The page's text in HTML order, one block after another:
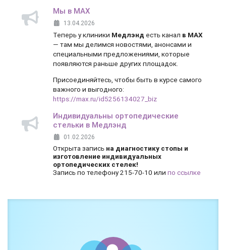
Мы в MAX
13.04.2026
Теперь у клиники Медлэнд есть канал в MAX
— там мы делимся новостями, анонсами и
специальными предложениями, которые
появляются раньше других площадок.
Присоединяйтесь, чтобы быть в курсе самого
важного и выгодного:
https://max.ru/id5256134027_biz
Индивидуальны ортопедические
стельки в Медлэнд
01.02.2026
Открыта запись на диагностику стопы и
изготовление индивидуальных
ортопедических стелек!
Запись по телефону 215-70-10 или по ссылке